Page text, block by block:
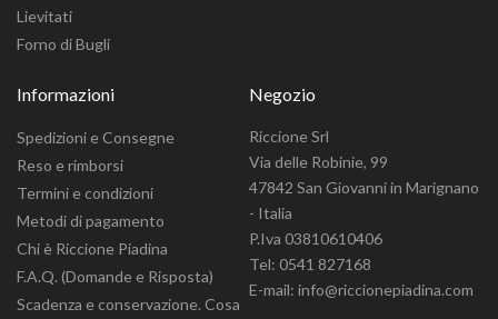
Lievitati
Forno di Bugli
Informazioni
Spedizioni e Consegne
Reso e rimborsi
Termini e condizioni
Metodi di pagamento
Chi è Riccione Piadina
F.A.Q. (Domande e Risposta)
Scadenza e conservazione. Cosa
Negozio
Riccione Srl
Via delle Robinie, 99
47842 San Giovanni in Marignano
- Italia
P.Iva 03810610406
Tel: 0541 827168
E-mail: info@riccionepiadina.com